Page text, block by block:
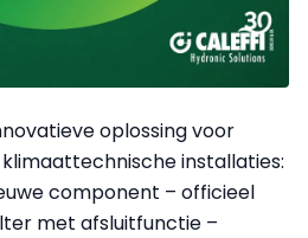
oplossing voor
installaties:
component – officieel
met afsluitfunctie –